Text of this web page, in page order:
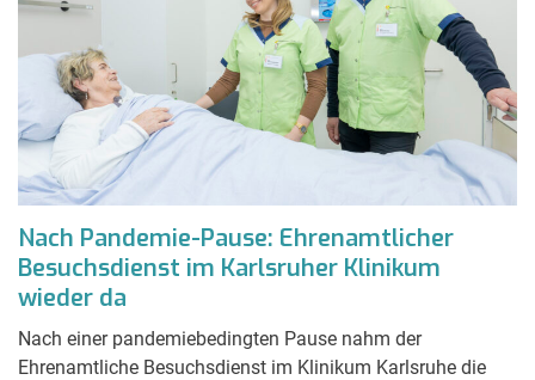
Nach Pandemie-Pause: Ehrenamtlicher
Besuchsdienst im Karlsruher Klinikum
wieder da
Nach einer pandemiebedingten Pause nahm der
Ehrenamtliche Besuchsdienst im Klinikum Karlsruhe die